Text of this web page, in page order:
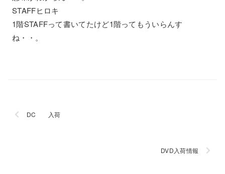
STAFFヒロキ
1階STAFFって書いてたけど1階ってもういらんす
ね・・。
DC 入荷
DVD入荷情報